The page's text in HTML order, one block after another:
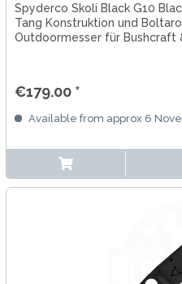
Spyderco Skoli Black G10
Tang Konstruktion und
Outdoormesser für Bushcraft
€179.00 *
Available from approx 6